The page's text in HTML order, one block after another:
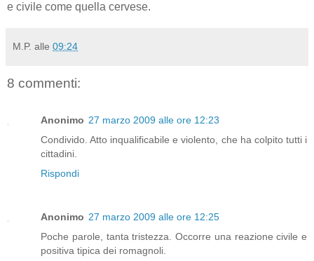
e civile come quella cervese.
M.P. alle 09:24
8 commenti:
Anonimo 27 marzo 2009 alle ore 12:23
Condivido. Atto inqualificabile e violento, che ha colpito tutti i
cittadini.
Rispondi
Anonimo 27 marzo 2009 alle ore 12:25
Poche parole, tanta tristezza. Occorre una reazione civile e
positiva tipica dei romagnoli.